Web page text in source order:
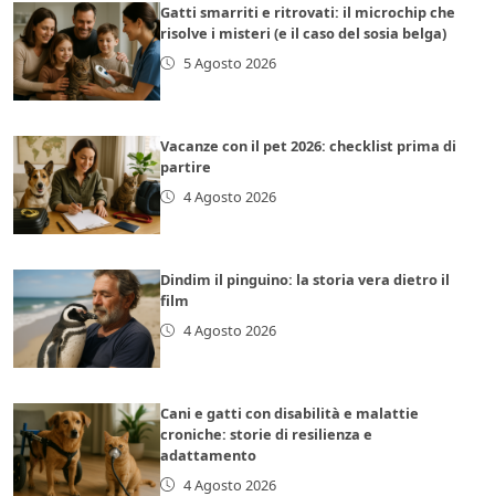
Gatti smarriti e ritrovati: il microchip che
risolve i misteri (e il caso del sosia belga)
5 Agosto 2026
Vacanze con il pet 2026: checklist prima di
partire
4 Agosto 2026
Dindim il pinguino: la storia vera dietro il
film
4 Agosto 2026
Cani e gatti con disabilità e malattie
croniche: storie di resilienza e
adattamento
4 Agosto 2026